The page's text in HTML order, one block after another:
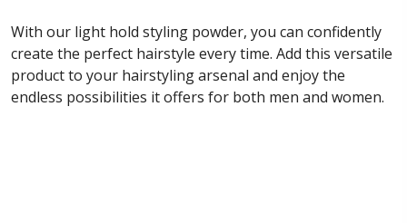
With our light hold styling powder, you can confidently
create the perfect hairstyle every time. Add this versatile
product to your hairstyling arsenal and enjoy the
endless possibilities it offers for both men and women.